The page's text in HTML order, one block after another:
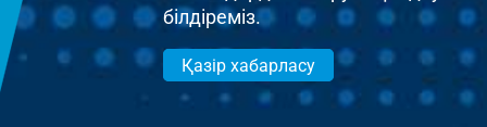
білдіреміз.
Қазір хабарласу